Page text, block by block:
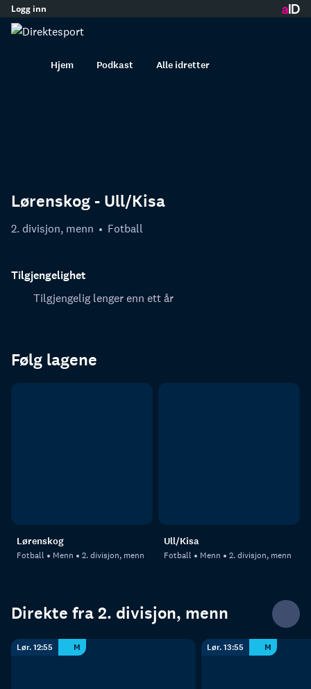
innhold
Logg inn
Hjem Podkast Alle idretter
Lørenskog - Ull/Kisa
2. divisjon, menn Fotball
Tilgjengelighet
Tilgjengelig lenger enn ett år
Følg lagene
Lørenskog
Fotball Menn 2. divisjon, menn
Ull/Kisa
Fotball Menn 2. divisjon, menn
Direkte fra 2. divisjon, menn
Lør. 12:55 M Lør. 13:55 M